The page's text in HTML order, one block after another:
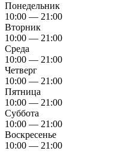
Понедельник
10:00 — 21:00
Вторник
10:00 — 21:00
Среда
10:00 — 21:00
Четверг
10:00 — 21:00
Пятница
10:00 — 21:00
Суббота
10:00 — 21:00
Воскресенье
10:00 — 21:00